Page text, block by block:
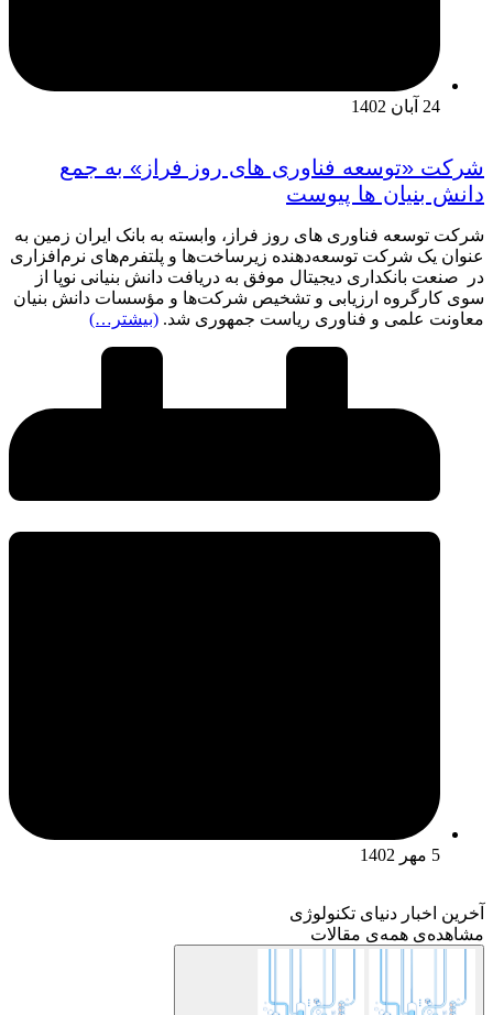
24 آبان 1402
شرکت «توسعه فناوری های روز فراز» به جمع
دانش بنیان ها پیوست
شرکت توسعه فناوری های روز فراز، وابسته به بانک ایران زمین به
عنوان یک شرکت توسعه‌دهنده زیرساخت‌ها و پلتفرم‌های نرم‌افزاری
در صنعت بانکداری دیجیتال موفق به دریافت دانش بنیانی نوپا از
سوی کارگروه ارزیابی و تشخیص شرکت‌ها و مؤسسات دانش بنیان
معاونت علمی و فناوری ریاست جمهوری شد. (بیشتر…)
5 مهر 1402
آخرین اخبار دنیای تکنولوژی
مشاهده‌ی همه‌ی مقالات